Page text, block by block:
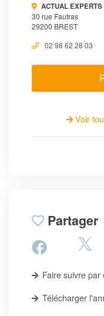
ACTUAL EXPERTS
30 rue Fautras
29200 BREST
02 98 62 28 03
Voir
Partager
Faire suivre par
Télécharger